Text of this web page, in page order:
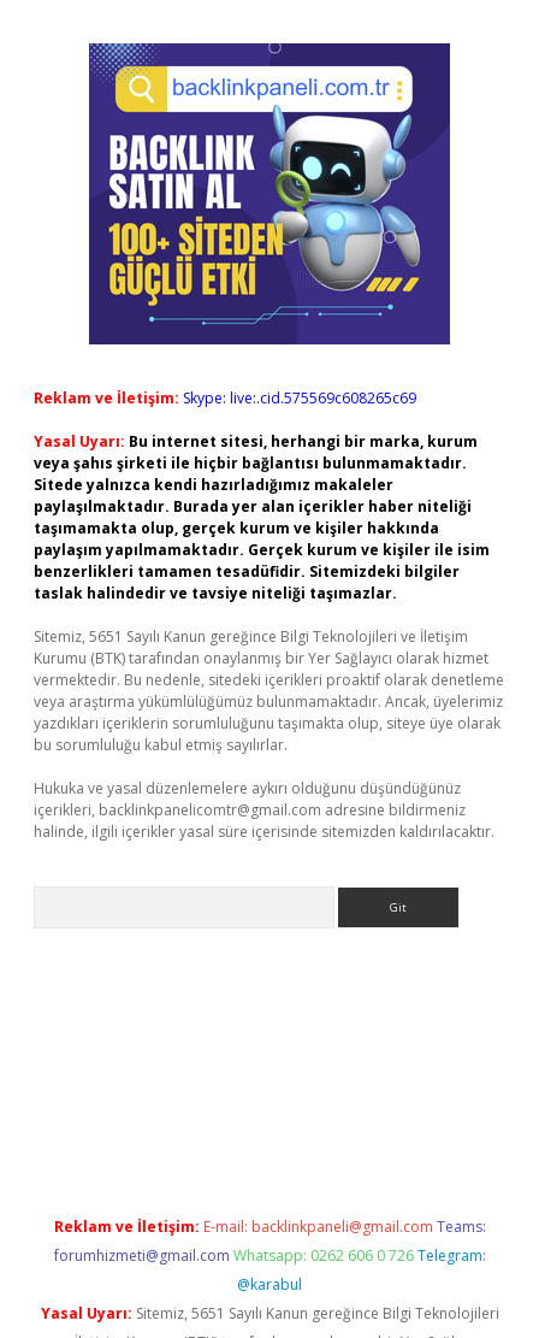
Reklam ve İletişim: Skype: live:.cid.575569c608265c69
Yasal Uyarı: Bu internet sitesi, herhangi bir marka, kurum
veya şahıs şirketi ile hiçbir bağlantısı bulunmamaktadır.
Sitede yalnızca kendi hazırladığımız makaleler
paylaşılmaktadır. Burada yer alan içerikler haber niteliği
taşımamakta olup, gerçek kurum ve kişiler hakkında
paylaşım yapılmamaktadır. Gerçek kurum ve kişiler ile isim
benzerlikleri tamamen tesadüfidir. Sitemizdeki bilgiler
taslak halindedir ve tavsiye niteliği taşımazlar.
Sitemiz, 5651 Sayılı Kanun gereğince Bilgi Teknolojileri ve İletişim
Kurumu (BTK) tarafından onaylanmış bir Yer Sağlayıcı olarak hizmet
vermektedir. Bu nedenle, sitedeki içerikleri proaktif olarak denetleme
veya araştırma yükümlülüğümüz bulunmamaktadır. Ancak, üyelerimiz
yazdıkları içeriklerin sorumluluğunu taşımakta olup, siteye üye olarak
bu sorumluluğu kabul etmiş sayılırlar.
Hukuka ve yasal düzenlemelere aykırı olduğunu düşündüğünüz
içerikleri, backlinkpanelicomtr@gmail.com adresine bildirmeniz
halinde, ilgili içerikler yasal süre içerisinde sitemizden kaldırılacaktır.
Reklam ve İletişim: E-mail: backlinkpaneli@gmail.com Teams:
forumhizmeti@gmail.com Whatsapp: 0262 606 0 726 Telegram:
@karabul
Yasal Uyarı: Sitemiz, 5651 Sayılı Kanun gereğince Bilgi Teknolojileri